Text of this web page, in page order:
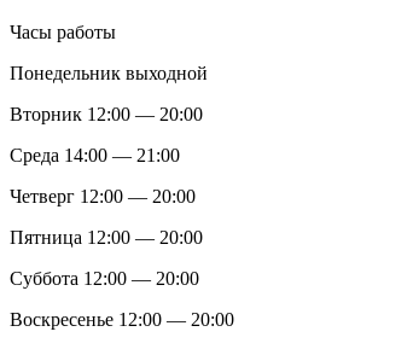
Часы работы
Понедельник выходной
Вторник 12:00 — 20:00
Среда 14:00 — 21:00
Четверг 12:00 — 20:00
Пятница 12:00 — 20:00
Суббота 12:00 — 20:00
Воскресенье 12:00 — 20:00